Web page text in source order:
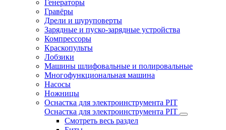
Генераторы
Гравёры
Дрели и шуруповерты
Зарядные и пуско-зарядные устройства
Компрессоры
Краскопульты
Лобзики
Машины шлифовальные и полировальные
Многофункциональная машина
Насосы
Ножницы
Оснастка для электроинструмента PIT
Оснастка для электроинструмента PIT
Смотреть весь раздел